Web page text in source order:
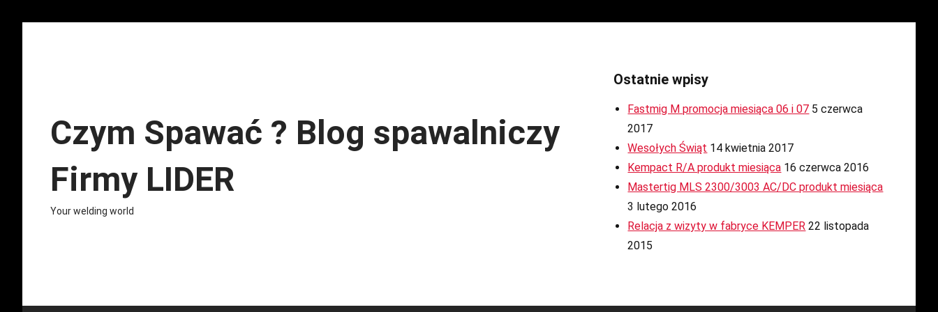
Czym Spawać ? Blog spawalniczy
Firmy LIDER
Your welding world
Ostatnie wpisy
Fastmig M promocja miesiąca 06 i 07 5 czerwca
2017
Wesołych Świąt 14 kwietnia 2017
Kempact R/A produkt miesiąca 16 czerwca 2016
Mastertig MLS 2300/3003 AC/DC produkt miesiąca
3 lutego 2016
Relacja z wizyty w fabryce KEMPER 22 listopada
2015